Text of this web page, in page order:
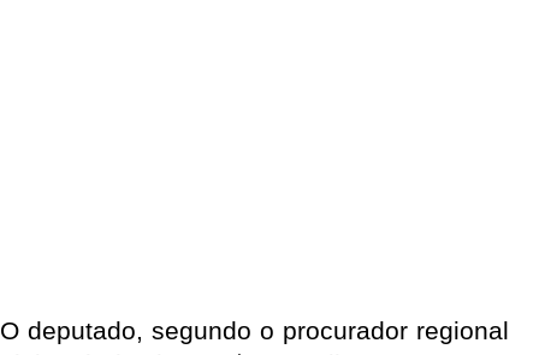
O deputado, segundo o procurador regional